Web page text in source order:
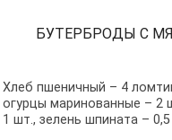
БУТЕРБРОДЫ С
Хлеб пшеничный – 4
огурцы маринованные – 2
1 шт., зелень шпината – 0,5